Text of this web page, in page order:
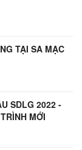
TẠI SA MẠC
SDLG 2022 -
MỚI